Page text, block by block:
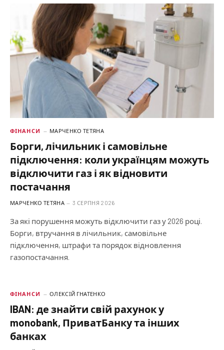
ФІНАНСИ МАРЧЕНКО ТЕТЯНА
Борги, лічильник і самовільне
підключення: коли українцям можуть
відключити газ і як відновити
постачання
МАРЧЕНКО ТЕТЯНА 3 СЕРПНЯ 2026
За які порушення можуть відключити газ у 2026 році.
Борги, втручання в лічильник, самовільне
підключення, штрафи та порядок відновлення
газопостачання.
ФІНАНСИ ОЛЕКСІЙ ГНАТЕНКО
IBAN: де знайти свій рахунок у
monobank, ПриватБанку та інших
банках